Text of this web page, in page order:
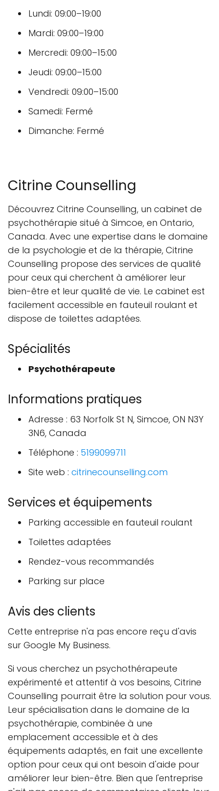
Lundi: 09:00–19:00
Mardi: 09:00–19:00
Mercredi: 09:00–15:00
Jeudi: 09:00–15:00
Vendredi: 09:00–15:00
Samedi: Fermé
Dimanche: Fermé
Citrine Counselling
Découvrez Citrine Counselling, un cabinet de
psychothérapie situé à Simcoe, en Ontario,
Canada. Avec une expertise dans le domaine
de la psychologie et de la thérapie, Citrine
Counselling propose des services de qualité
pour ceux qui cherchent à améliorer leur
bien-être et leur qualité de vie. Le cabinet est
facilement accessible en fauteuil roulant et
dispose de toilettes adaptées.
Spécialités
Psychothérapeute
Informations pratiques
Adresse : 63 Norfolk St N, Simcoe, ON N3Y
3N6, Canada
Téléphone : 5199099711
Site web : citrinecounselling.com
Services et équipements
Parking accessible en fauteuil roulant
Toilettes adaptées
Rendez-vous recommandés
Parking sur place
Avis des clients
Cette entreprise n'a pas encore reçu d'avis
sur Google My Business.
Si vous cherchez un psychothérapeute
expérimenté et attentif à vos besoins, Citrine
Counselling pourrait être la solution pour vous.
Leur spécialisation dans le domaine de la
psychothérapie, combinée à une
emplacement accessible et à des
équipements adaptés, en fait une excellente
option pour ceux qui ont besoin d'aide pour
améliorer leur bien-être. Bien que l'entreprise